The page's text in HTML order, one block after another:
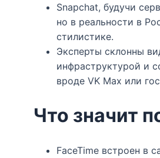
Snapchat, будучи
но в реальности в
стилистике.​
Эксперты склонны
инфраструктурой и
вроде VK Max или
Что значит
FaceTime встроен в